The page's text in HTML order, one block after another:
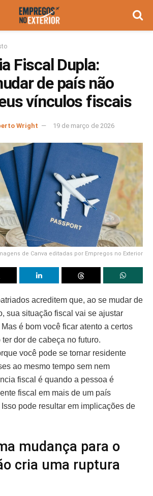
Fiscal Dupla:
de país não
vínculos fiscais
Wright 19 de março de 2026
de Canva editadas por Empregos no Exterior
acreditem que, ao se mudar de
sua situação fiscal vai se ajustar
é bom você ficar atento a certos
dor de cabeça no futuro.
você pode se tornar residente
ao mesmo tempo sem nem
fiscal é quando a pessoa é
fiscal em mais de um país
pode resultar em implicações de
mudança para o
cria uma ruptura